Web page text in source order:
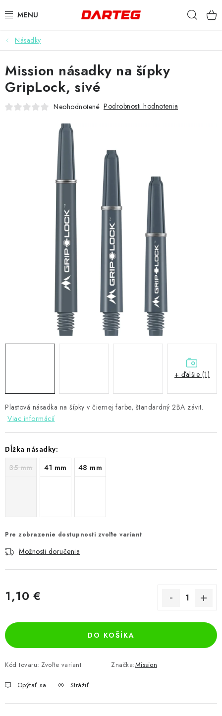
na
ŠÍPKY
TERČE
DOPLNKY K TERČU
PRÍSLUŠENSTVO
TERČE A ŠÍPKY
Kontakty Hodnotenie obchodu
Násadky
Plastová násadka na šípky v čiernej farbe, štandardný 2BA závit.
Viac informácií
Dĺžka násadky:
35 mm
41 mm 48 mm
Pre zobrazenie dostupnosti zvoľte variant
Možnosti doručenia
1,10 €
DO KOŠÍKA
Kód tovaru: Zvoľte variant Značka:Mission
Opýtať sa Strážiť
Mission násadky na šípky
GripLock, sivé
Neohodnotené Podrobnosti hodnotenia
+ ďalšie (1)